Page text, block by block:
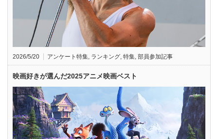
2026/5/20 アンケート特集 ランキング 特集 部員参加記事
映画好きが選んだ2025アニメ映画ベスト